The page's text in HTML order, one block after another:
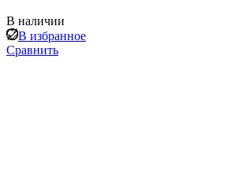
В наличии
В избранное
Сравнить